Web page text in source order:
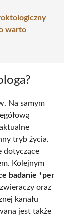
warto
Na samym
tryb życia.
dotyczące
Kolejnym
badanie *per
oraz
kanału
jest także